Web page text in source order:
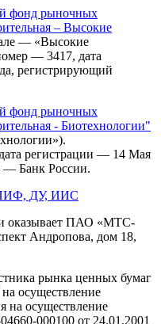
фонд рыночных
– Высокие
— «Высокие
— 3417, дата
регистрирующий
фонд рыночных
- Биотехнологии"
регистрации — 14 Мая
— Банк России.
ПИФ, ДУ, ИИС
оказывает ПАО «МТС-
Андропова, дом 18,
рынка ценных бумаг
осуществление
на осуществление
000100 от 24.01.2001